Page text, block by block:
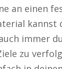
an einen
kannst
immer
zu